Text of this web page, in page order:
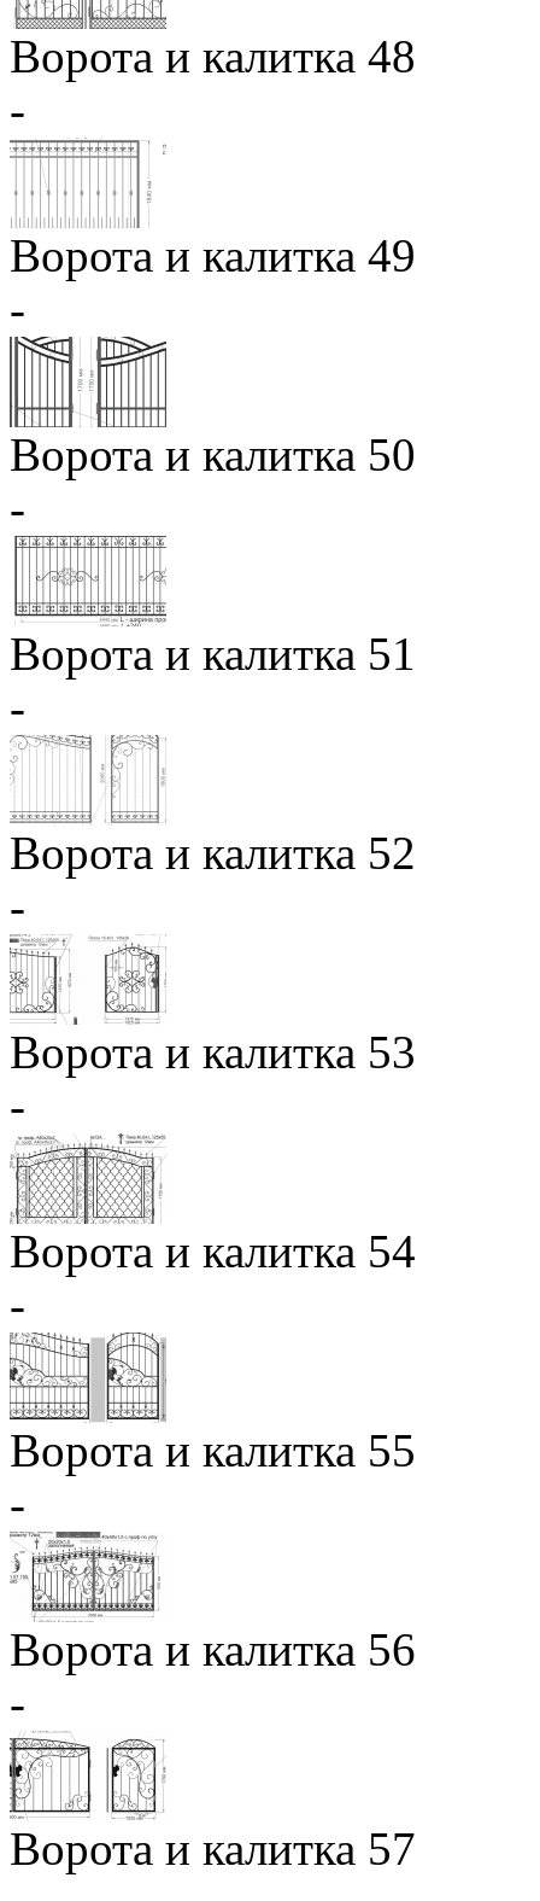
Ворота и калитка 48
-
Ворота и калитка 49
-
Ворота и калитка 50
-
Ворота и калитка 51
-
Ворота и калитка 52
-
Ворота и калитка 53
-
Ворота и калитка 54
-
Ворота и калитка 55
-
Ворота и калитка 56
-
Ворота и калитка 57